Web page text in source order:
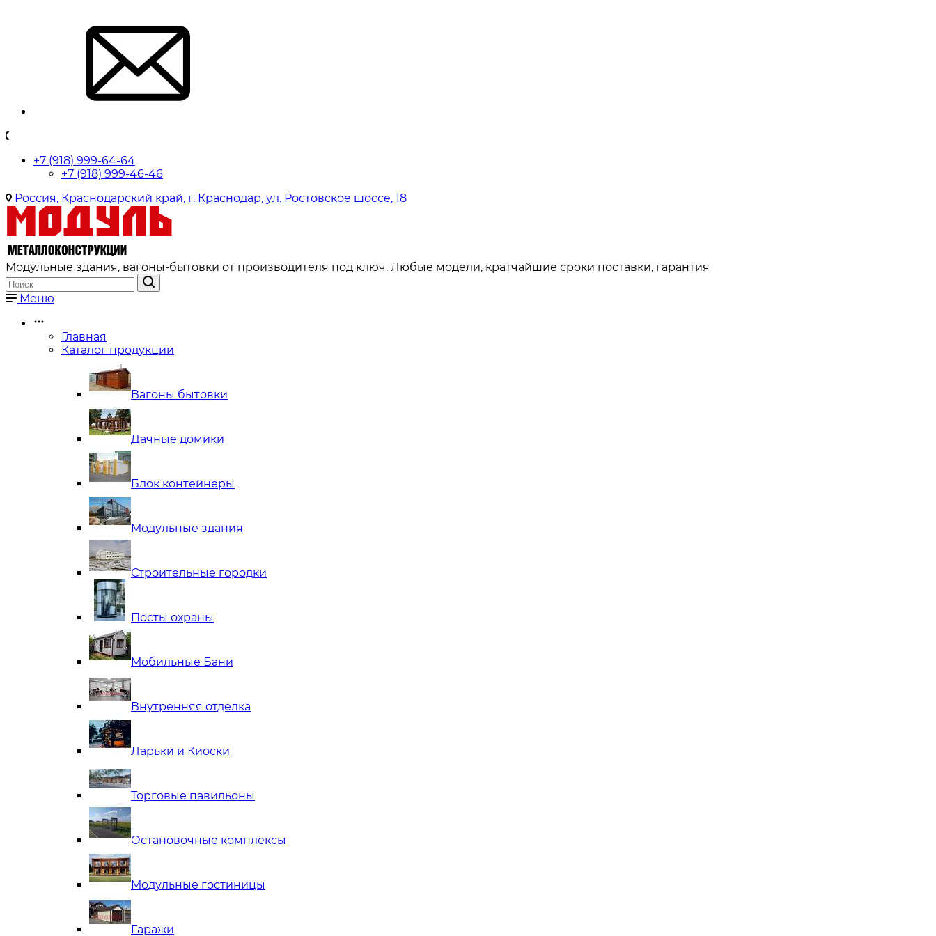
+7 (918) 999-64-64
+7 (918) 999-46-46
Россия, Краснодарский край, г. Краснодар, ул. Ростовское шоссе, 18
Модульные здания, вагоны-бытовки от производителя под ключ. Любые модели, кратчайшие сроки поставки, гарантия
Меню
Главная
Каталог продукции
Вагоны бытовки
Дачные домики
Блок контейнеры
Модульные здания
Строительные городки
Посты охраны
Мобильные Бани
Внутренняя отделка
Ларьки и Киоски
Торговые павильоны
Остановочные комплексы
Модульные гостиницы
Гаражи